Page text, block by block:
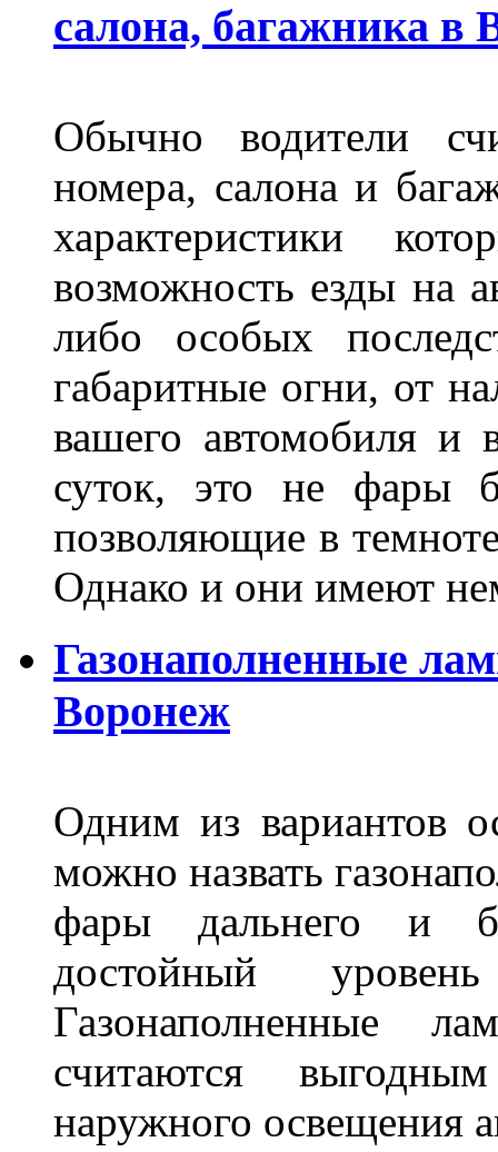
салона, багажника в
Обычно водители
номера, салона и
характеристики
возможность езды на
либо особых
габаритные огни, от
вашего автомобиля и
суток, это не фары
позволяющие в
Однако и они имеют
Газонаполненные
Воронеж
Одним из вариантов
можно назвать
фары дальнего и
достойный
Газонаполненные
считаются
наружного освещения